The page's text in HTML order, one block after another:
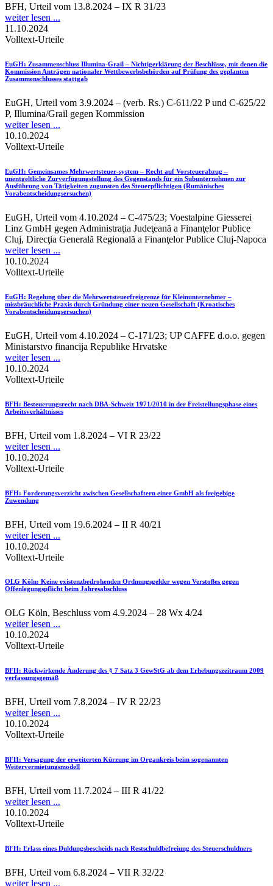
BFH, Urteil vom 13.8.2024 – IX R 31/23
weiter lesen ...
11.10.2024
Volltext-Urteile
EuGH: Zusammenschluss Illumina-Grail – Nichtigerklärung der Beschlüsse, mit denen die
Kommission Anträgen nationaler Wettbewerbsbehörden auf Prüfung des geplanten
Zusammenschlusses stattgab
EuGH, Urteil vom 3.9.2024 – (verb. Rs.) C-611/22 P und C-625/22
P, Illumina/Grail gegen Kommission
weiter lesen ...
10.10.2024
Volltext-Urteile
EuGH: Gemeinsames Mehrwertsteuer-system – Recht auf Vorsteuerabzug –
unentgeltliche Zurverfügungstellung des Gegenstands für ein Subunternehmen zur
Ausführung von Tätigkeiten zugunsten des Steuerpflichtigen (Rumänisches
Vorabentscheidungsersuchen)
EuGH, Urteil vom 4.10.2024 – C-475/23; Voestalpine Giesserei
Linz GmbH gegen Administraţia Judeţeană a Finanţelor Publice
Cluj, Direcţia Generală Regională a Finanţelor Publice Cluj-Napoca
weiter lesen ...
10.10.2024
Volltext-Urteile
EuGH: Regelung über die Mehrwertsteuerfreigrenze für Kleinunternehmer –
missbräuchliche Praxis durch Gründung einer neuen Gesellschaft (Kroatisches
Vorabentscheidungsersuchen)
EuGH, Urteil vom 4.10.2024 – C-171/23; UP CAFFE d.o.o. gegen
Ministarstvo financija Republike Hrvatske
weiter lesen ...
10.10.2024
Volltext-Urteile
BFH: Besteuerungsrecht nach DBA-Schweiz 1971/2010 in der Freistellungsphase eines
Arbeitsverhältnisses
BFH, Urteil vom 1.8.2024 – VI R 23/22
weiter lesen ...
10.10.2024
Volltext-Urteile
BFH: Forderungsverzicht zwischen Gesellschaftern einer GmbH als freigebige
Zuwendung
BFH, Urteil vom 19.6.2024 – II R 40/21
weiter lesen ...
10.10.2024
Volltext-Urteile
OLG Köln: Keine existenzbedrohenden Ordnungsgelder wegen Verstoßes gegen
Offenlegungspflicht beim Jahresabschluss
OLG Köln, Beschluss vom 4.9.2024 – 28 Wx 4/24
weiter lesen ...
10.10.2024
Volltext-Urteile
BFH: Rückwirkende Änderung des § 7 Satz 3 GewStG ab dem Erhebungszeitraum 2009
verfassungsgemäß
BFH, Urteil vom 7.8.2024 – IV R 22/23
weiter lesen ...
10.10.2024
Volltext-Urteile
BFH: Versagung der erweiterten Kürzung im Organkreis beim sogenannten
Weitervermietungsmodell
BFH, Urteil vom 11.7.2024 – III R 41/22
weiter lesen ...
10.10.2024
Volltext-Urteile
BFH: Erlass eines Duldungsbescheids nach Restschuldbefreiung des Steuerschuldners
BFH, Urteil vom 6.8.2024 – VII R 32/22
weiter lesen ...